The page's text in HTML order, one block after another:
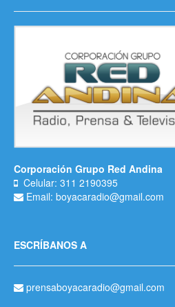
Corporación Grupo Red Andina
Celular: 311 2190395
Email: boyacaradio@gmail.com
ESCRÍBANOS A
prensaboyacaradio@gmail.com